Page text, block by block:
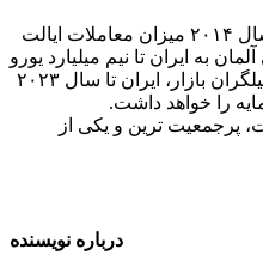
روزنامه مکلنبورگ اعلام کرد: در سال ۲۰۱۴ میزان معاملات ایالت
به ایران تا نیم میلیارد یورو
نیز وجود داشته است و به گفته تحلیلگران بازار، ایران تا سال ۲۰۲۳
نفر جمعیت، پرجمعیت ترین و یکی از
درباره نویسنده